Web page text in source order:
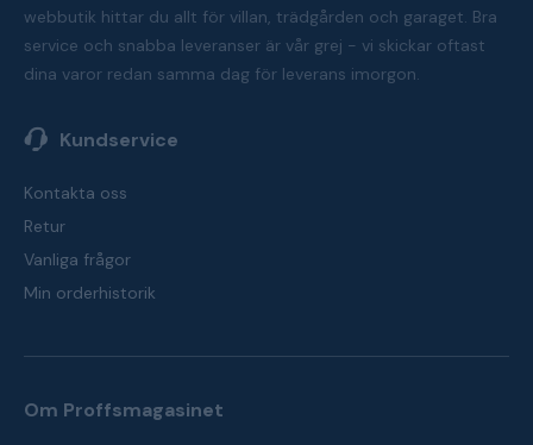
webbutik hittar du allt för villan, trädgården och garaget. Bra
service och snabba leveranser är vår grej - vi skickar oftast
dina varor redan samma dag för leverans imorgon.
Kundservice
Kontakta oss
Retur
Vanliga frågor
Min orderhistorik
Om Proffsmagasinet